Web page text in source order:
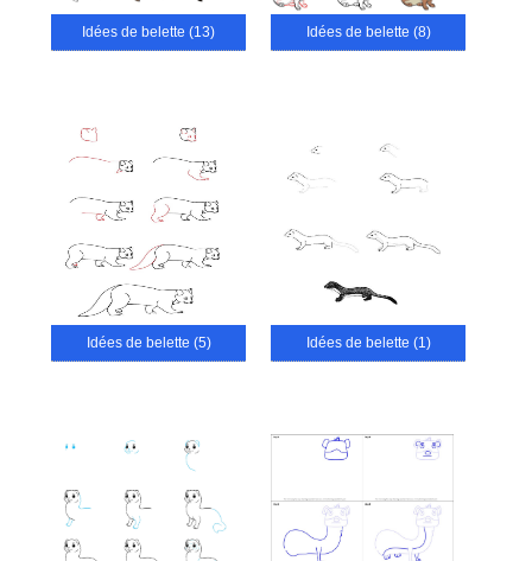
Idées de belette (13) Idées de belette (8)
Idées de belette (5) Idées de belette (1)